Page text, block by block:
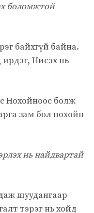
боломжтой
байхгүй байна.
Нисэх нь
Нохойноос болж
зам бол нохойн
нь найдвартай
шуудангаар
тэрэг нь хойд